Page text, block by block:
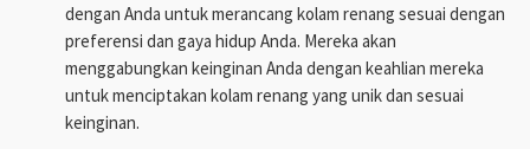
dengan Anda untuk merancang kolam renang sesuai dengan
preferensi dan gaya hidup Anda. Mereka akan
menggabungkan keinginan Anda dengan keahlian mereka
untuk menciptakan kolam renang yang unik dan sesuai
keinginan.